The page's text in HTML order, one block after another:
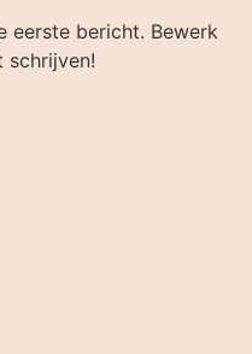
eerste bericht. Bewerk